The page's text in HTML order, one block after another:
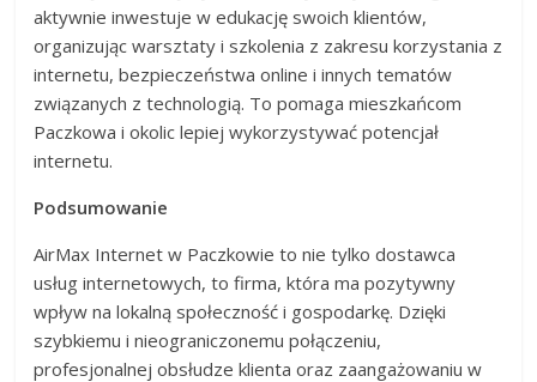
aktywnie inwestuje w edukację swoich klientów,
organizując warsztaty i szkolenia z zakresu korzystania z
internetu, bezpieczeństwa online i innych tematów
związanych z technologią. To pomaga mieszkańcom
Paczkowa i okolic lepiej wykorzystywać potencjał
internetu.
Podsumowanie
AirMax Internet w Paczkowie to nie tylko dostawca
usług internetowych, to firma, która ma pozytywny
wpływ na lokalną społeczność i gospodarkę. Dzięki
szybkiemu i nieograniczonemu połączeniu,
profesjonalnej obsłudze klienta oraz zaangażowaniu w